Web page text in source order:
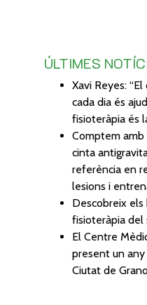
ÚLTIMES
Xavi Reyes:
cada dia és
fisioteràpia és
Comptem amb
cinta
referència en
lesions i
Descobreix
fisioteràpia del
El Centre
present un
Ciutat de